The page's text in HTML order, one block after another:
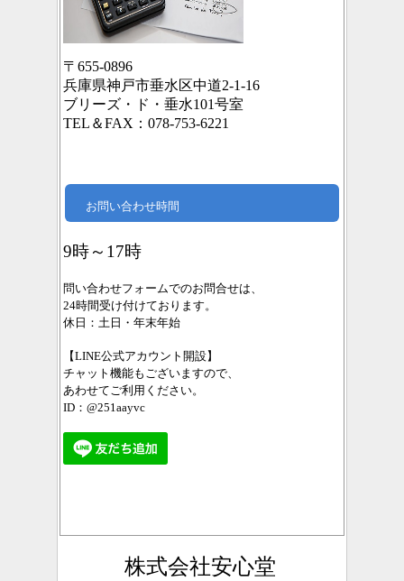
〒655-0896
兵庫県神戸市垂水区中道2-1-16
ブリーズ・ド・垂水101号室
TEL＆FAX：078-753-6221
お問い合わせ時間
9時～17時
問い合わせフォームでのお問合せは、
24時間受け付けております。
休日：土日・年末年始
【LINE公式アカウント開設】
チャット機能もございますので、
あわせてご利用ください。
ID：@251aayvc
株式会社安心堂